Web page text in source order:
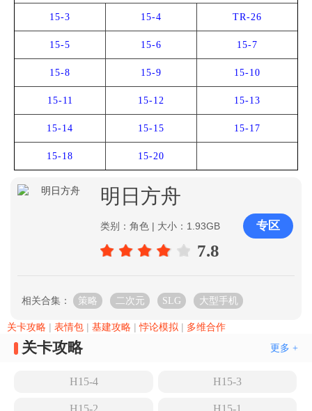
15-3 15-4 TR-26
15-5 15-6 15-7
15-8 15-9 15-10
15-11 15-12 15-13
15-14 15-15 15-17
15-18 15-20
明日方舟
类别：角色 | 大小：1.93GB
7.8
专区
相关合集： 策略 二次元 SLG 大型手机
关卡攻略 | 表情包 | 基建攻略 |悖论模拟 | 多维合作
关卡攻略 更多 +
H15-4 H15-3